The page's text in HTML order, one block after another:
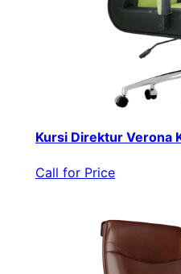
Kursi Direktur Verona
Call for Price